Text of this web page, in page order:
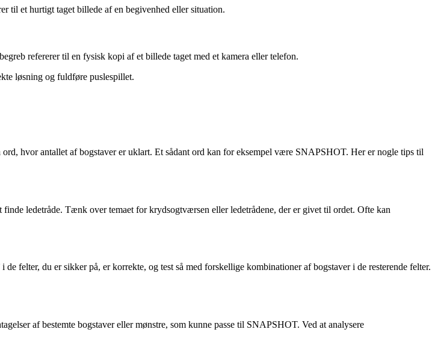
til et hurtigt taget billede af en begivenhed eller situation.
refererer til en fysisk kopi af et billede taget med et kamera eller telefon.
løsning og fuldføre puslespillet.
hvor antallet af bogstaver er uklart. Et sådant ord kan for eksempel være SNAPSHOT. Her er nogle tips til
ledetråde. Tænk over temaet for krydsogtværsen eller ledetrådene, der er givet til ordet. Ofte kan
felter, du er sikker på, er korrekte, og test så med forskellige kombinationer af bogstaver i de resterende felter.
af bestemte bogstaver eller mønstre, som kunne passe til SNAPSHOT. Ved at analysere